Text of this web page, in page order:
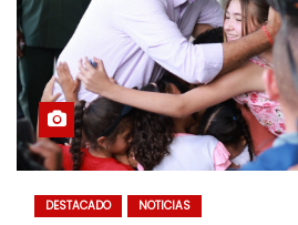
DESTACADO NOTICIAS